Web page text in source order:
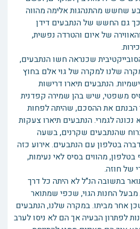
שחשש מהתנהגות אלימה מהווה
כך גם החשש של הנתבעים דידן
של איום והטרדה נפשית,
שכנראה חשו הנתבעים,
שלנו למקרה של גוי אלם בחוץ
הנתבעים תיארו דרישות
משפטי, שיש בהן שמירה קפדנית
הבנתם את ההסכם, שהיתה לפחות
נכונה לגמרי. הנתבעים תיארו צעקות
שהנתבעים שקרנים, בשעה
בטלפון עם הנתבעים. אירוע כזה
בטלפון, מהווים בסיס לאי נעימות,
של חוזה.
בתשובה הנ"ל לא היתה כל דרך
החנות הגוי, שכפי שמתואר
אחר מביתו. במקרה שלנו, הנתבעים
לפתרון הבעיה אך הם לא ניסו לערב